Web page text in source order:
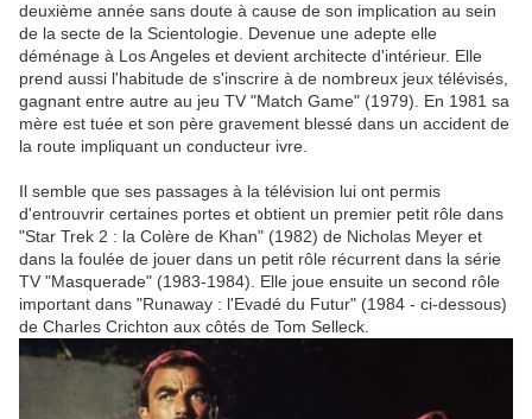
deuxième année sans doute à cause de son implication au sein
de la secte de la Scientologie. Devenue une adepte elle
déménage à Los Angeles et devient architecte d'intérieur. Elle
prend aussi l'habitude de s'inscrire à de nombreux jeux télévisés,
gagnant entre autre au jeu TV "Match Game" (1979). En 1981 sa
mère est tuée et son père gravement blessé dans un accident de
la route impliquant un conducteur ivre.
Il semble que ses passages à la télévision lui ont permis
d'entrouvrir certaines portes et obtient un premier petit rôle dans
"Star Trek 2 : la Colère de Khan" (1982) de Nicholas Meyer et
dans la foulée de jouer dans un petit rôle récurrent dans la série
TV "Masquerade" (1983-1984). Elle joue ensuite un second rôle
important dans "Runaway : l'Evadé du Futur" (1984 - ci-dessous)
de Charles Crichton aux côtés de Tom Selleck.